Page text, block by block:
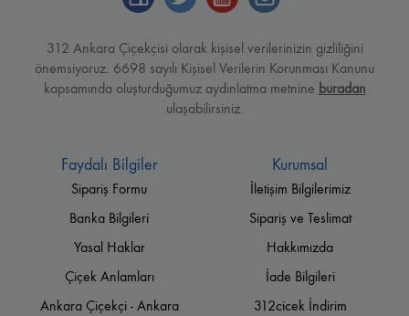
312 Ankara Çiçekçisi olarak kişisel verilerinizin gizliliğini
önemsiyoruz. 6698 sayılı Kişisel Verilerin Korunması Kanunu
kapsamında oluşturduğumuz aydınlatma metnine buradan
ulaşabilirsiniz.
Faydalı Bilgiler
Sipariş Formu
Banka Bilgileri
Yasal Haklar
Çiçek Anlamları
Ankara Çiçekçi - Ankara
Kurumsal
İletişim Bilgilerimiz
Sipariş ve Teslimat
Hakkımızda
İade Bilgileri
312cicek İndirim